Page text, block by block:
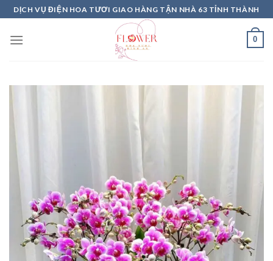
Skip
to
content
DỊCH VỤ ĐIỆN HOA TƯƠI GIAO HÀNG TẬN NHÀ 63 TỈNH THÀNH
0